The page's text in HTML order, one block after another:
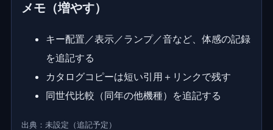
メモ（増やす）
キー配置／表示／ランプ／音など、体感の記録
を追記する
カタログコピーは短い引用＋リンクで残す
同世代比較（同年の他機種）を追記する
出典：未設定（追記予定）